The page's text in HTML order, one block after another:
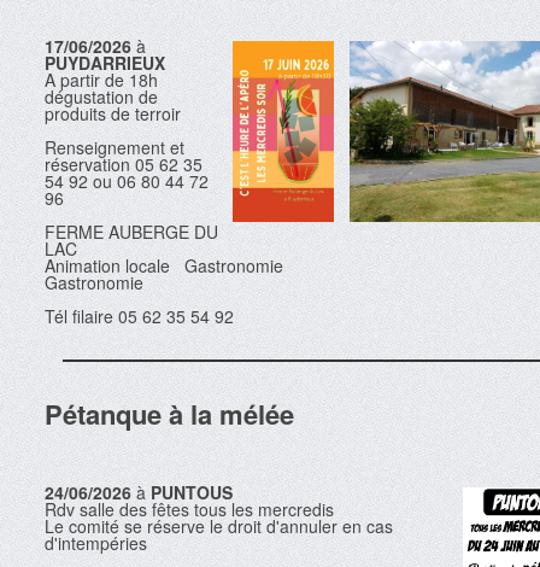
17/06/2026 à
PUYDARRIEUX
A partir de 18h
dégustation de
produits de terroir
Renseignement et
réservation 05 62 35
54 92 ou 06 80 44 72
96
FERME AUBERGE DU
LAC
Animation locale Gastronomie
Gastronomie
Tél filaire 05 62 35 54 92
Pétanque à la mélée
24/06/2026 à PUNTOUS
Rdv salle des fêtes tous les mercredis
Le comité se réserve le droit d'annuler en cas
d'intempéries